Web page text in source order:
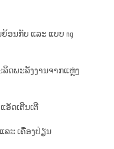
ອນກັບ ແລະ ແບບ ng
ລິດພະລັງງານຈາກແຫຼ່ງ
ອັດເຕີນເຕີ
ລະ ເຄື່ອງປ່ຽນ